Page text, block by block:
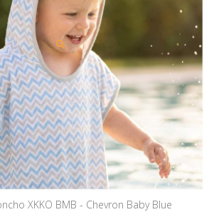
XKKO BMB - Chevron Baby Blue